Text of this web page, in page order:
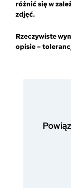
różnić się w
zdjęć.
Rzeczywiste
opisie –